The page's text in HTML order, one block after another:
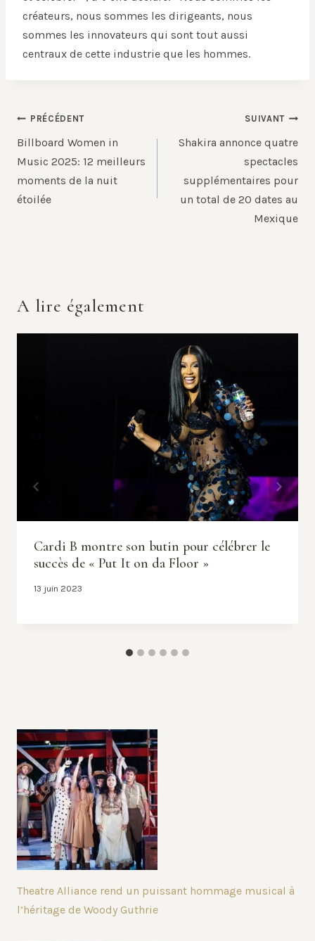
créateurs, nous sommes les dirigeants, nous
sommes les innovateurs qui sont tout aussi
centraux de cette industrie que les hommes.
Navigation
de
l’article
PRÉCÉDENT
Billboard Women in
Music 2025: 12 meilleurs
moments de la nuit
étoilée
SUIVANT
Shakira annonce quatre
spectacles
supplémentaires pour
un total de 20 dates au
Mexique
A lire également
Cardi B montre son butin pour célébrer le
succès de « Put It on da Floor »
13 juin 2023
Theatre Alliance rend un puissant hommage musical à
l’héritage de Woody Guthrie